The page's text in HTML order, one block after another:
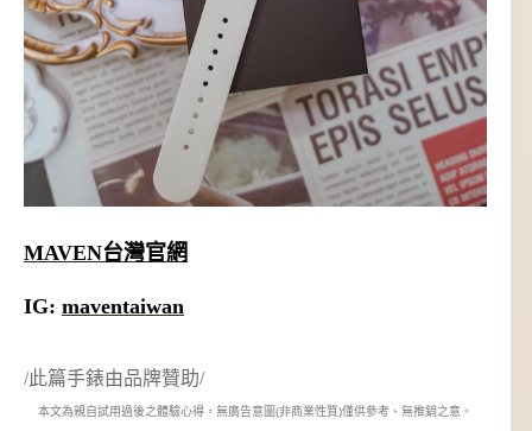
MAVEN台灣官網
IG: maventaiwan
/此篇手錶由品牌贊助/
本文為親自試用過後之體驗心得，無廣告意圖(非商業性質)僅供參考、無推銷之意。